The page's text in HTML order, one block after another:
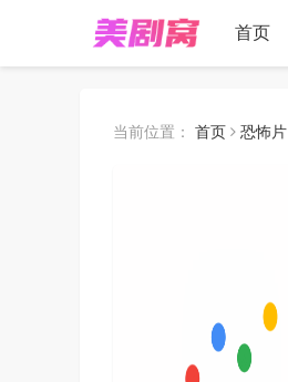
首页
当前位置： 首页 恐怖片